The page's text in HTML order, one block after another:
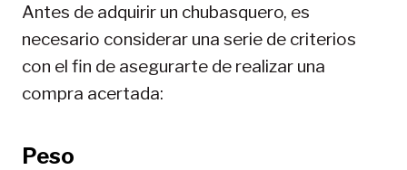
Antes de adquirir un chubasquero, es
necesario considerar una serie de criterios
con el fin de asegurarte de realizar una
compra acertada:
Peso